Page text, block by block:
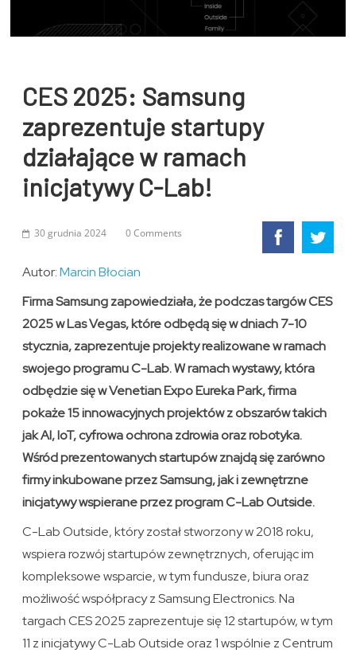
CES 2025: Samsung
zaprezentuje startupy
działające w ramach
inicjatywy C-Lab!
30 grudnia 2024 0 Comments
Autor:Marcin Błocian
Firma Samsung zapowiedziała, że podczas targów CES
2025 w Las Vegas, które odbędą się w dniach 7-10
stycznia, zaprezentuje projekty realizowane w ramach
swojego programu C-Lab. W ramach wystawy, która
odbędzie się w Venetian Expo Eureka Park, firma
pokaże 15 innowacyjnych projektów z obszarów takich
jak AI, IoT, cyfrowa ochrona zdrowia oraz robotyka.
Wśród prezentowanych startupów znajdą się zarówno
firmy inkubowane przez Samsung, jak i zewnętrzne
inicjatywy wspierane przez program C-Lab Outside.
C-Lab Outside, który został stworzony w 2018 roku,
wspiera rozwój startupów zewnętrznych, oferując im
kompleksowe wsparcie, w tym fundusze, biura oraz
możliwość współpracy z Samsung Electronics. Na
targach CES 2025 zaprezentuje się 12 startupów, w tym
11 z inicjatywy C-Lab Outside oraz 1 wspólnie z Centrum